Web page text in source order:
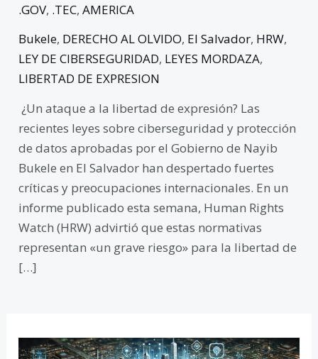
.GOV, .TEC,AMERICA
Bukele, DERECHO AL OLVIDO, El Salvador, HRW,
LEY DE CIBERSEGURIDAD, LEYES MORDAZA,
LIBERTAD DE EXPRESION
¿Un ataque a la libertad de expresión? Las
recientes leyes sobre ciberseguridad y protección
de datos aprobadas por el Gobierno de Nayib
Bukele en El Salvador han despertado fuertes
críticas y preocupaciones internacionales. En un
informe publicado esta semana, Human Rights
Watch (HRW) advirtió que estas normativas
representan «un grave riesgo» para la libertad de
[…]